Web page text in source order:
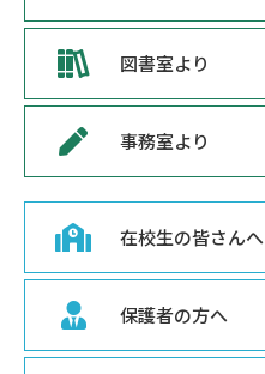
図書室より
事務室より
在校生の皆さんへ
保護者の方へ